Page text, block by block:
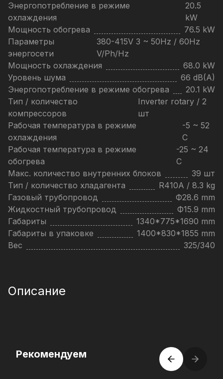
Энергопотребление в режиме
охлаждения
20.5
kW
Мощность обогрева
76.5 kW
Параметры
энергосети
380-415V 3 ~ 50Hz / 60Hz
V/Ph/Hz
Мощность охлаждения
68.0 kW
Уровень шума
66 dB(A)
Энергопотребление в режиме обогрева
20.1 kW
Тип / количество
компрессоров
Inverter rotary / 2
шт
Рабочая температура в режиме
охлаждения
-5 ~ 52
C
Рабочая температура в режиме
обогрева
-25 ~ 24
C
Макс. количество внутренних блоков
39 шт
Тип / количество хладагента
R410A / 8.3 kg
Газовый трубопровод
Ф28.6 mm
Жидкостный трубопровод
Ф15.9 mm
Габариты
1340*775*1690 mm
Габариты в упаковке
1400*830*1855 mm
Вес
325/340
Описание
Рекомендуем